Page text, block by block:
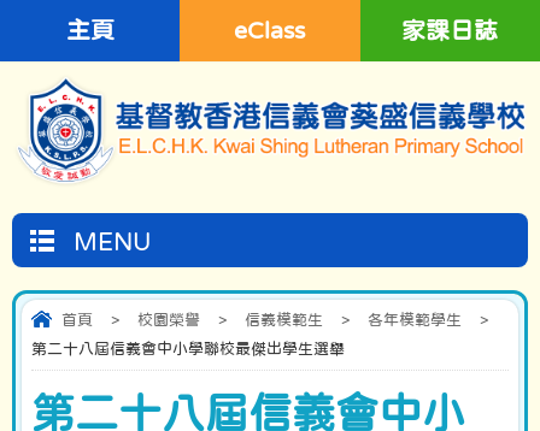
主頁 eClass 家課日誌
MENU
首頁 > 校園榮譽 > 信義模範生 > 各年模範學生
>
第二十八屆信義會中小學聯校最傑出學生選舉
第二十八屆信義會中小